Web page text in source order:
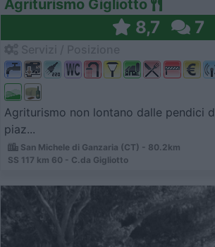
Agriturismo Gigliotto
8,7 7
Agriturismo non lontano dalle pendici
piaz...
San Michele di Ganzaria (CT) - 80.2km
SS 117 km 60 - C.da Gigliotto